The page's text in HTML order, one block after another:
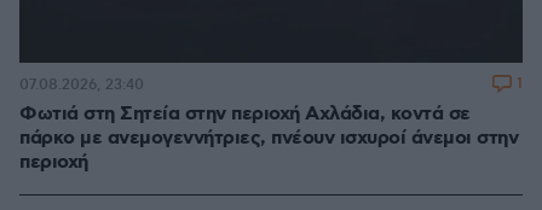
Φωτιά στη Σητεία στην περιοχή Αχλάδια, κοντά σε
πάρκο με ανεμογεννήτριες, πνέουν ισχυροί άνεμοι στην
περιοχή
07.08.2026, 23:40 1